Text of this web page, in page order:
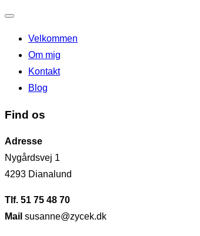
navigation
til/fra
Velkommen
Om mig
Kontakt
Blog
Find os
Adresse
Nygårdsvej 1
4293 Dianalund
Tlf. 51 75 48 70
Mail susanne@zycek.dk